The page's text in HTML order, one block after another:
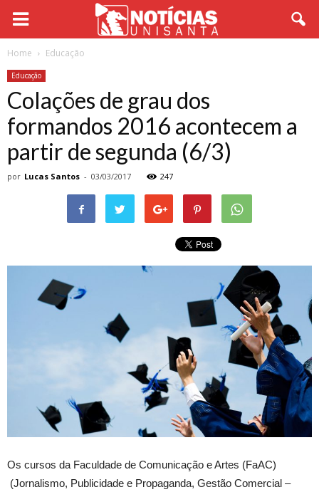
Home Educação
Educação
Colações de grau dos
formandos 2016 acontecem a
partir de segunda (6/3)
por Lucas Santos - 03/03/2017 247
Os cursos da Faculdade de Comunicação e Artes (FaAC)
(Jornalismo, Publicidade e Propaganda, Gestão Comercial –